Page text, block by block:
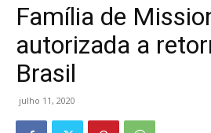
Família de
autorizada a
Brasil
julho 11, 2020